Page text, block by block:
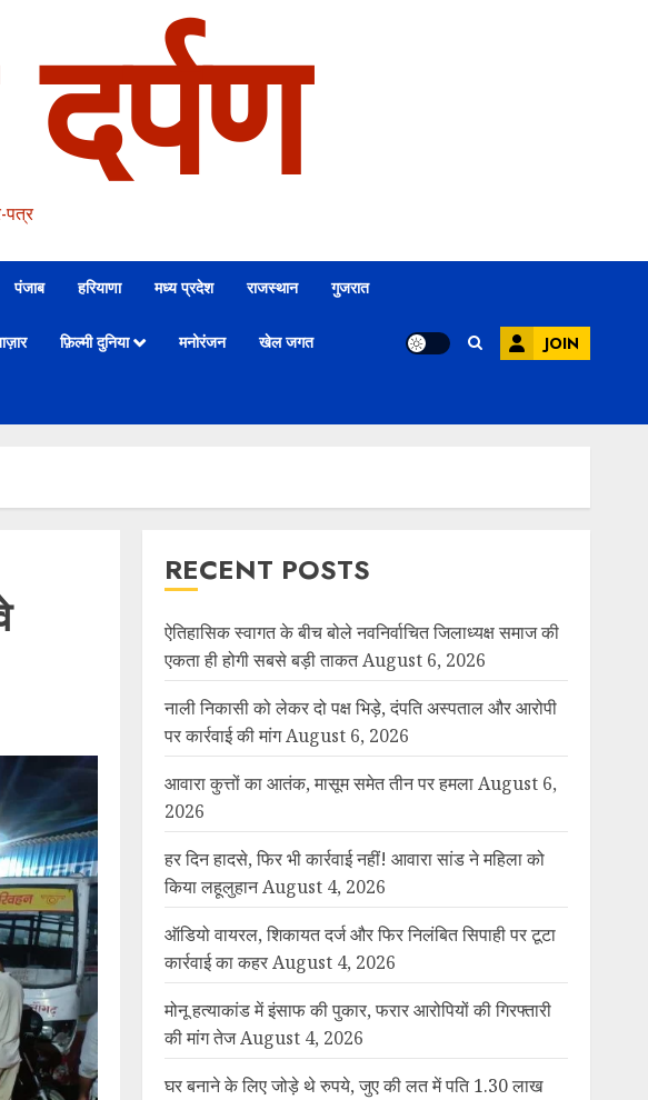
पत्र
पंजाब हरियाणा मध्य प्रदेश राजस्थान गुजरात
फ़िल्मी दुनिया मनोरंजन खेल जगत JOIN
RECENT POSTS
ऐतिहासिक स्वागत के बीच बोले नवनिर्वाचित जिलाध्यक्ष समाज की
एकता ही होगी सबसे बड़ी ताकत August 6, 2026
नाली निकासी को लेकर दो पक्ष भिड़े, दंपति अस्पताल और आरोपी
पर कार्रवाई की मांग August 6, 2026
आवारा कुत्तों का आतंक, मासूम समेत तीन पर हमला August 6,
2026
हर दिन हादसे, फिर भी कार्रवाई नहीं! आवारा सांड ने महिला को
किया लहूलुहान August 4, 2026
ऑडियो वायरल, शिकायत दर्ज और फिर निलंबित सिपाही पर टूटा
कार्रवाई का कहर August 4, 2026
मोनू हत्याकांड में इंसाफ की पुकार, फरार आरोपियों की गिरफ्तारी
की मांग तेज August 4, 2026
घर बनाने के लिए जोड़े थे रुपये, जुए की लत में पति 1.30 लाख